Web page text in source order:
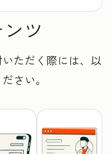
ツ
ただく際には、以
さい。